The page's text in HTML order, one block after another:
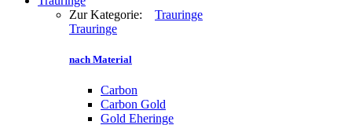
Zur Kategorie: Trauringe
Trauringe
nach Material
Carbon
Carbon Gold
Gold Eheringe